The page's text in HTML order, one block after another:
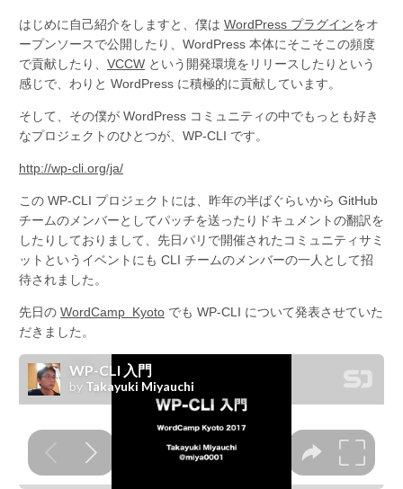
はじめに自己紹介をしますと、僕は WordPress プラグインをオ
ープンソースで公開したり、WordPress 本体にそこそこの頻度
で貢献したり、 VCCW という開発環境をリリースしたりという
感じで、わりと WordPress に積極的に貢献しています。
そして、その僕が WordPress コミュニティの中でもっとも好き
なプロジェクトのひとつが、WP-CLI です。
http://wp-cli.org/ja/
この WP-CLI プロジェクトには、昨年の半ばぐらいから GitHub
チームのメンバーとしてパッチを送ったりドキュメントの翻訳を
したりしておりまして、先日パリで開催されたコミュニティサミ
ットというイベントにも CLI チームのメンバーの一人として招
待されました。
先日の WordCamp Kyoto でも WP-CLI について発表させていた
だきました。